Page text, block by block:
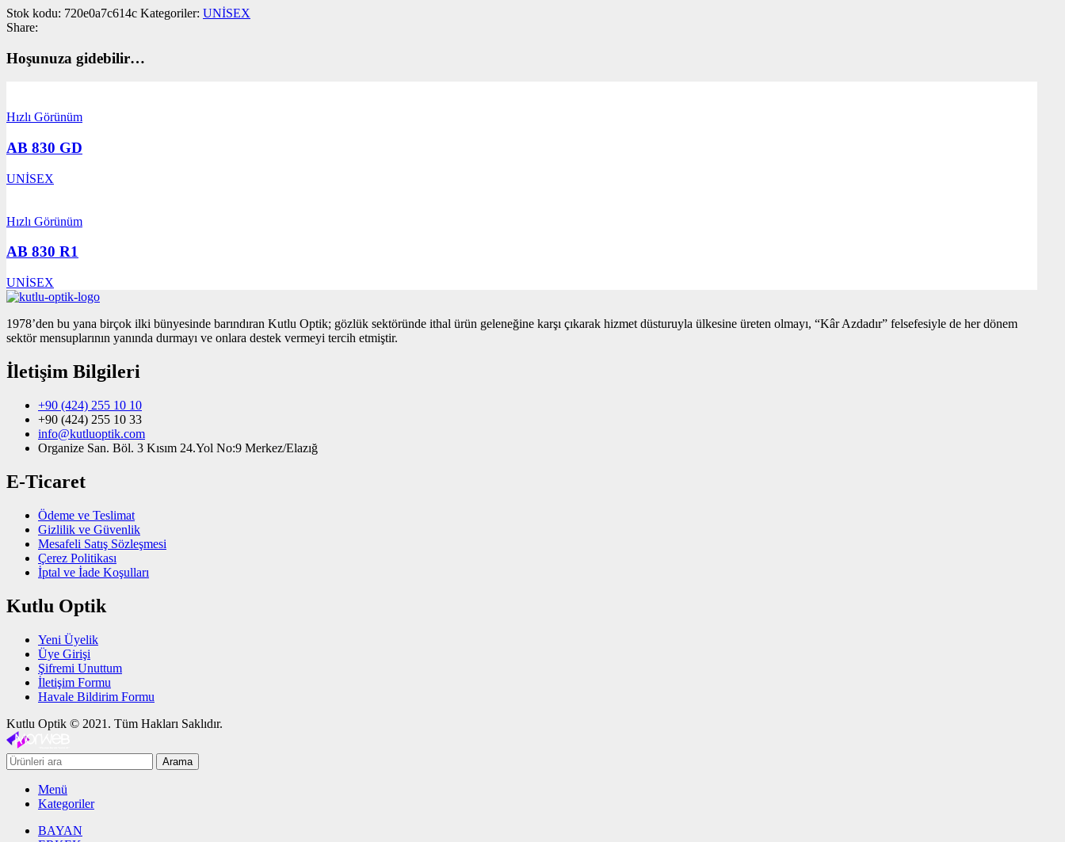
Stok kodu: 720e0a7c614c Kategoriler: UNİSEX
Share:
Hoşunuza gidebilir…
Hızlı Görünüm
AB 830 GD
UNİSEX
Hızlı Görünüm
AB 830 R1
UNİSEX
1978’den bu yana birçok ilki bünyesinde barındıran Kutlu Optik; gözlük sektöründe ithal ürün geleneğine karşı çıkarak hizmet düsturuyla ülkesine üreten olmayı, “Kâr Azdadır” felsefesiyle de her dönem
sektör mensuplarının yanında durmayı ve onlara destek vermeyi tercih etmiştir.
İletişim Bilgileri
+90 (424) 255 10 10
+90 (424) 255 10 33
info@kutluoptik.com
Organize San. Böl. 3 Kısım 24.Yol No:9 Merkez/Elazığ
E-Ticaret
Ödeme ve Teslimat
Gizlilik ve Güvenlik
Mesafeli Satış Sözleşmesi
Çerez Politikası
İptal ve İade Koşulları
Kutlu Optik
Yeni Üyelik
Üye Girişi
Şifremi Unuttum
İletişim Formu
Havale Bildirim Formu
Kutlu Optik © 2021. Tüm Hakları Saklıdır.
Arama
Menü
Kategoriler
BAYAN